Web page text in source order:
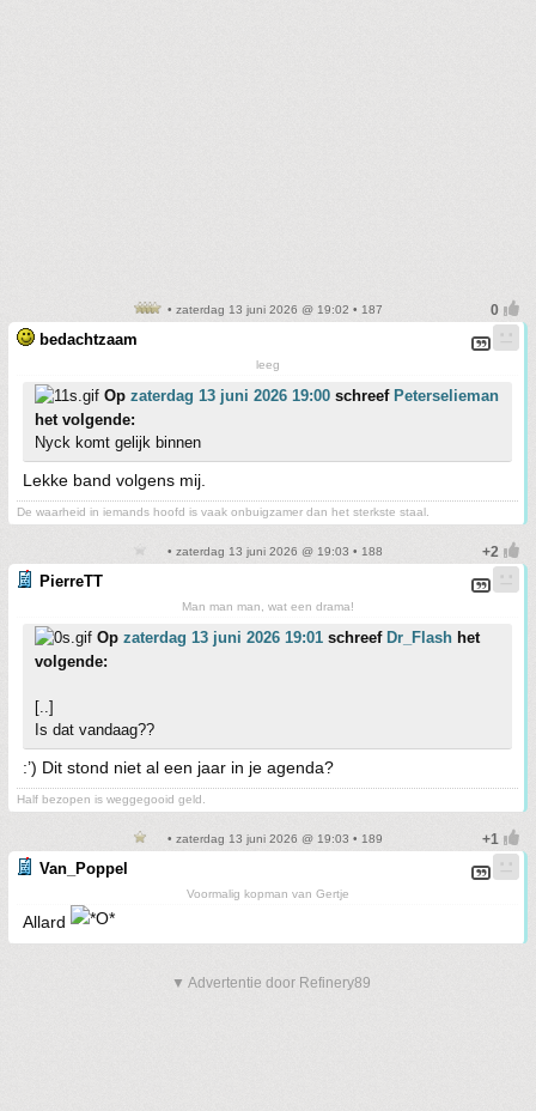
• zaterdag 13 juni 2026 @ 19:02 • 187
bedachtzaam
leeg
Op zaterdag 13 juni 2026 19:00 schreef Peterselieman
het volgende:
Nyck komt gelijk binnen
Lekke band volgens mij.
De waarheid in iemands hoofd is vaak onbuigzamer dan het sterkste staal.
• zaterdag 13 juni 2026 @ 19:03 • 188
PierreTT
Man man man, wat een drama!
Op zaterdag 13 juni 2026 19:01 schreef Dr_Flash het
volgende:
[..]
Is dat vandaag??
:’) Dit stond niet al een jaar in je agenda?
Half bezopen is weggegooid geld.
• zaterdag 13 juni 2026 @ 19:03 • 189
Van_Poppel
Voormalig kopman van Gertje
Allard
▼ Advertentie door Refinery89